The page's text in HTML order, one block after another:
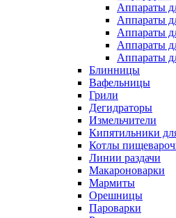
Аппараты
Аппараты
Аппараты
Аппараты
Аппараты
Блинницы
Вафельницы
Грили
Дегидраторы
Измельчители
Кипятильники
Котлы
Линии раздачи
Макароноварки
Мармиты
Орешницы
Пароварки